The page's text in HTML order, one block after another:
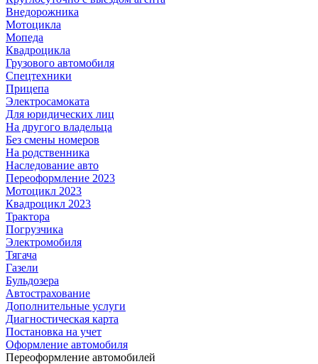
Внедорожника
Мотоцикла
Мопеда
Квадроцикла
Грузового автомобиля
Спецтехники
Прицепа
Электросамоката
Для юридических лиц
На другого владельца
Без смены номеров
На родственника
Наследование авто
Переоформление 2023
Мотоцикл 2023
Квадроцикл 2023
Трактора
Погрузчика
Электромобиля
Тягача
Газели
Бульдозера
Автострахование
Дополнительные услуги
Диагностическая карта
Постановка на учет
Оформление автомобиля
Переоформление автомобилей